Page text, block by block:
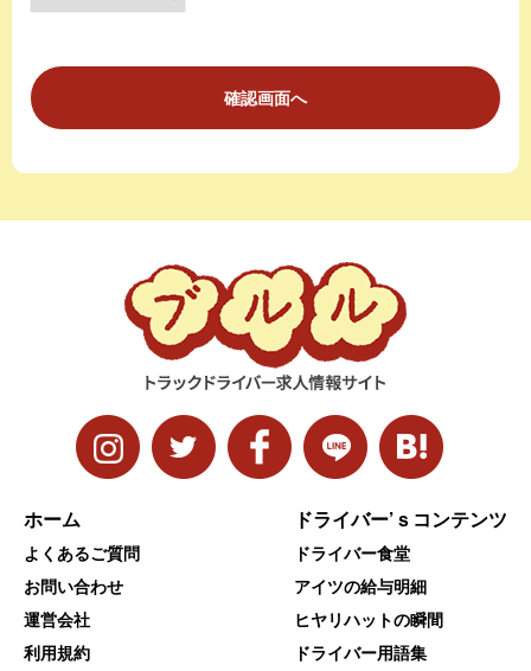
ホーム
よくあるご質問
お問い合わせ
運営会社
利用規約
ドライバー’ｓコンテンツ
ドライバー食堂
アイツの給与明細
ヒヤリハットの瞬間
ドライバー用語集